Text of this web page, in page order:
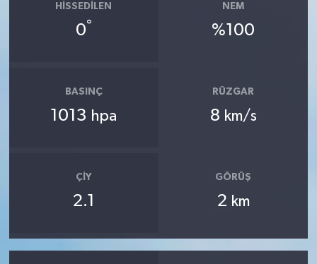
HISSEDILEN
0°
NEM
%100
BASINÇ
1013 hpa
RÜZGAR
8 km/s
ÇIY
2.1
GÖRÜŞ
2 km